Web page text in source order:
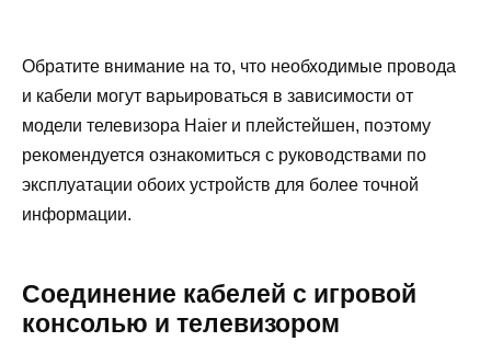
Обратите внимание на то, что необходимые провода
и кабели могут варьироваться в зависимости от
модели телевизора Haier и плейстейшен, поэтому
рекомендуется ознакомиться с руководствами по
эксплуатации обоих устройств для более точной
информации.
Соединение кабелей с игровой
консолью и телевизором